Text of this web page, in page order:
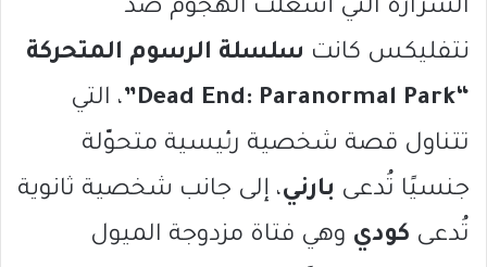
الشرارة التي أشعلت الهجوم ضد
نتفليكس كانت سلسلة الرسوم المتحركة
“Dead End: Paranormal Park”
، التي
تتناول قصة شخصية رئيسية متحوّلة
جنسيًا تُدعى بارني، إلى جانب شخصية ثانوية
تُدعى كودي وهي فتاة مزدوجة الميول